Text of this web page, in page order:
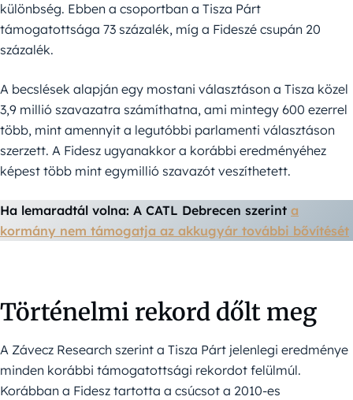
különbség. Ebben a csoportban a Tisza Párt
támogatottsága 73 százalék, míg a Fideszé csupán 20
százalék.
A becslések alapján egy mostani választáson a Tisza közel
3,9 millió szavazatra számíthatna, ami mintegy 600 ezerrel
több, mint amennyit a legutóbbi parlamenti választáson
szerzett. A Fidesz ugyanakkor a korábbi eredményéhez
képest több mint egymillió szavazót veszíthetett.
Ha lemaradtál volna: A CATL Debrecen szerint a
kormány nem támogatja az akkugyár további bővítését
Történelmi rekord dőlt meg
A Závecz Research szerint a Tisza Párt jelenlegi eredménye
minden korábbi támogatottsági rekordot felülmúl.
Korábban a Fidesz tartotta a csúcsot a 2010-es